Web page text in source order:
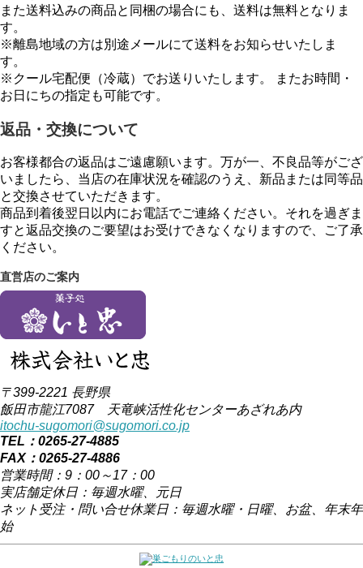
また送料込みの商品と同梱の場合にも、送料は無料となりま
す。
※離島地域の方は別途メールにて送料をお知らせいたしま
す。
※クール宅配便（冷蔵）でお送りいたします。 またお時間・
お日にちの指定も可能です。
返品・交換について
お客様都合の返品はご遠慮願います。万が一、不良品等がござ
いましたら、当店の在庫状況を確認のうえ、新品または同等品
と交換させていただきます。
商品到着後翌日以内にお電話でご連絡ください。それを過ぎま
すと返品交換のご要望はお受けできなくなりますので、ご了承
ください。
直営店のご案内
〒399-2221 長野県
飯田市龍江7087 天竜峡活性化センターあざれあ内
itochu-sugomori@sugomori.co.jp
TEL：0265-27-4885
FAX：0265-27-4886
営業時間：9：00～17：00
実店舗定休日：毎週水曜、元日
ネット受注・問い合せ休業日：毎週水曜・日曜、お盆、年末年
始